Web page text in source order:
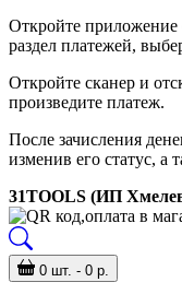
Откройте приложение
раздел платежей,
Откройте сканер и
произведите платеж.
После зачисления
изменив его статус, а
31TOOLS (ИП
0 шт. - 0 р.